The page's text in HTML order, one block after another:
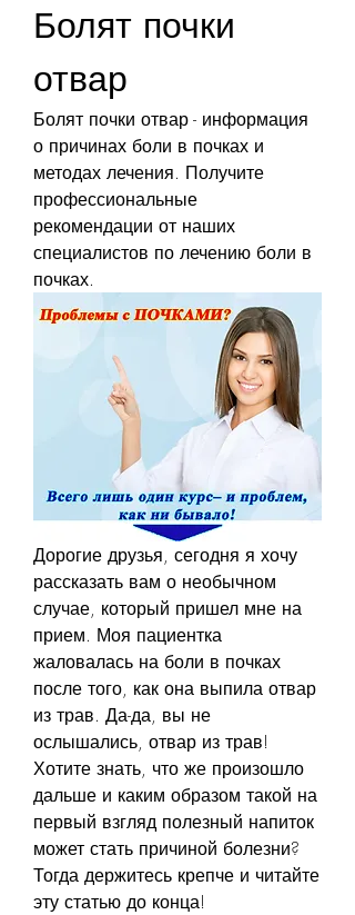
Болят почки
отвар
Болят почки отвар - информация
о причинах боли в почках и
методах лечения. Получите
профессиональные
рекомендации от наших
специалистов по лечению боли в
почках.
Дорогие друзья, сегодня я хочу
рассказать вам о необычном
случае, который пришел мне на
прием. Моя пациентка
жаловалась на боли в почках
после того, как она выпила отвар
из трав. Да-да, вы не
ослышались, отвар из трав!
Хотите знать, что же произошло
дальше и каким образом такой на
первый взгляд полезный напиток
может стать причиной болезни?
Тогда держитесь крепче и читайте
эту статью до конца!